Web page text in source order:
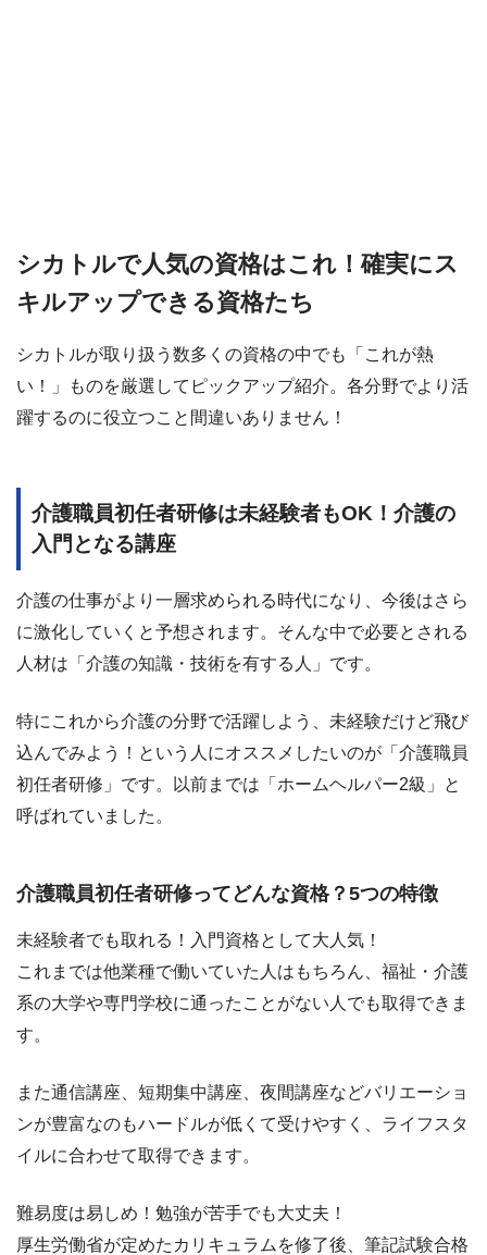
シカトルで人気の資格はこれ！確実にス
キルアップできる資格たち
シカトルが取り扱う数多くの資格の中でも「これが熱
い！」ものを厳選してピックアップ紹介。各分野でより活
躍するのに役立つこと間違いありません！
介護職員初任者研修は未経験者もOK！介護の
入門となる講座
介護の仕事がより一層求められる時代になり、今後はさら
に激化していくと予想されます。そんな中で必要とされる
人材は「介護の知識・技術を有する人」です。
特にこれから介護の分野で活躍しよう、未経験だけど飛び
込んでみよう！という人にオススメしたいのが「介護職員
初任者研修」です。以前までは「ホームヘルパー2級」と
呼ばれていました。
介護職員初任者研修ってどんな資格？5つの特徴
未経験者でも取れる！入門資格として大人気！
これまでは他業種で働いていた人はもちろん、福祉・介護
系の大学や専門学校に通ったことがない人でも取得できま
す。
また通信講座、短期集中講座、夜間講座などバリエーショ
ンが豊富なのもハードルが低くて受けやすく、ライフスタ
イルに合わせて取得できます。
難易度は易しめ！勉強が苦手でも大丈夫！
厚生労働省が定めたカリキュラムを修了後、筆記試験合格